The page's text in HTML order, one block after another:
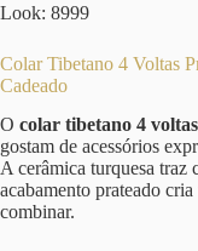
Look: 8999
Colar Tibetano 4 Voltas
Cadeado
O colar tibetano 4
gostam de acessórios
A cerâmica turquesa traz
acabamento prateado
combinar.